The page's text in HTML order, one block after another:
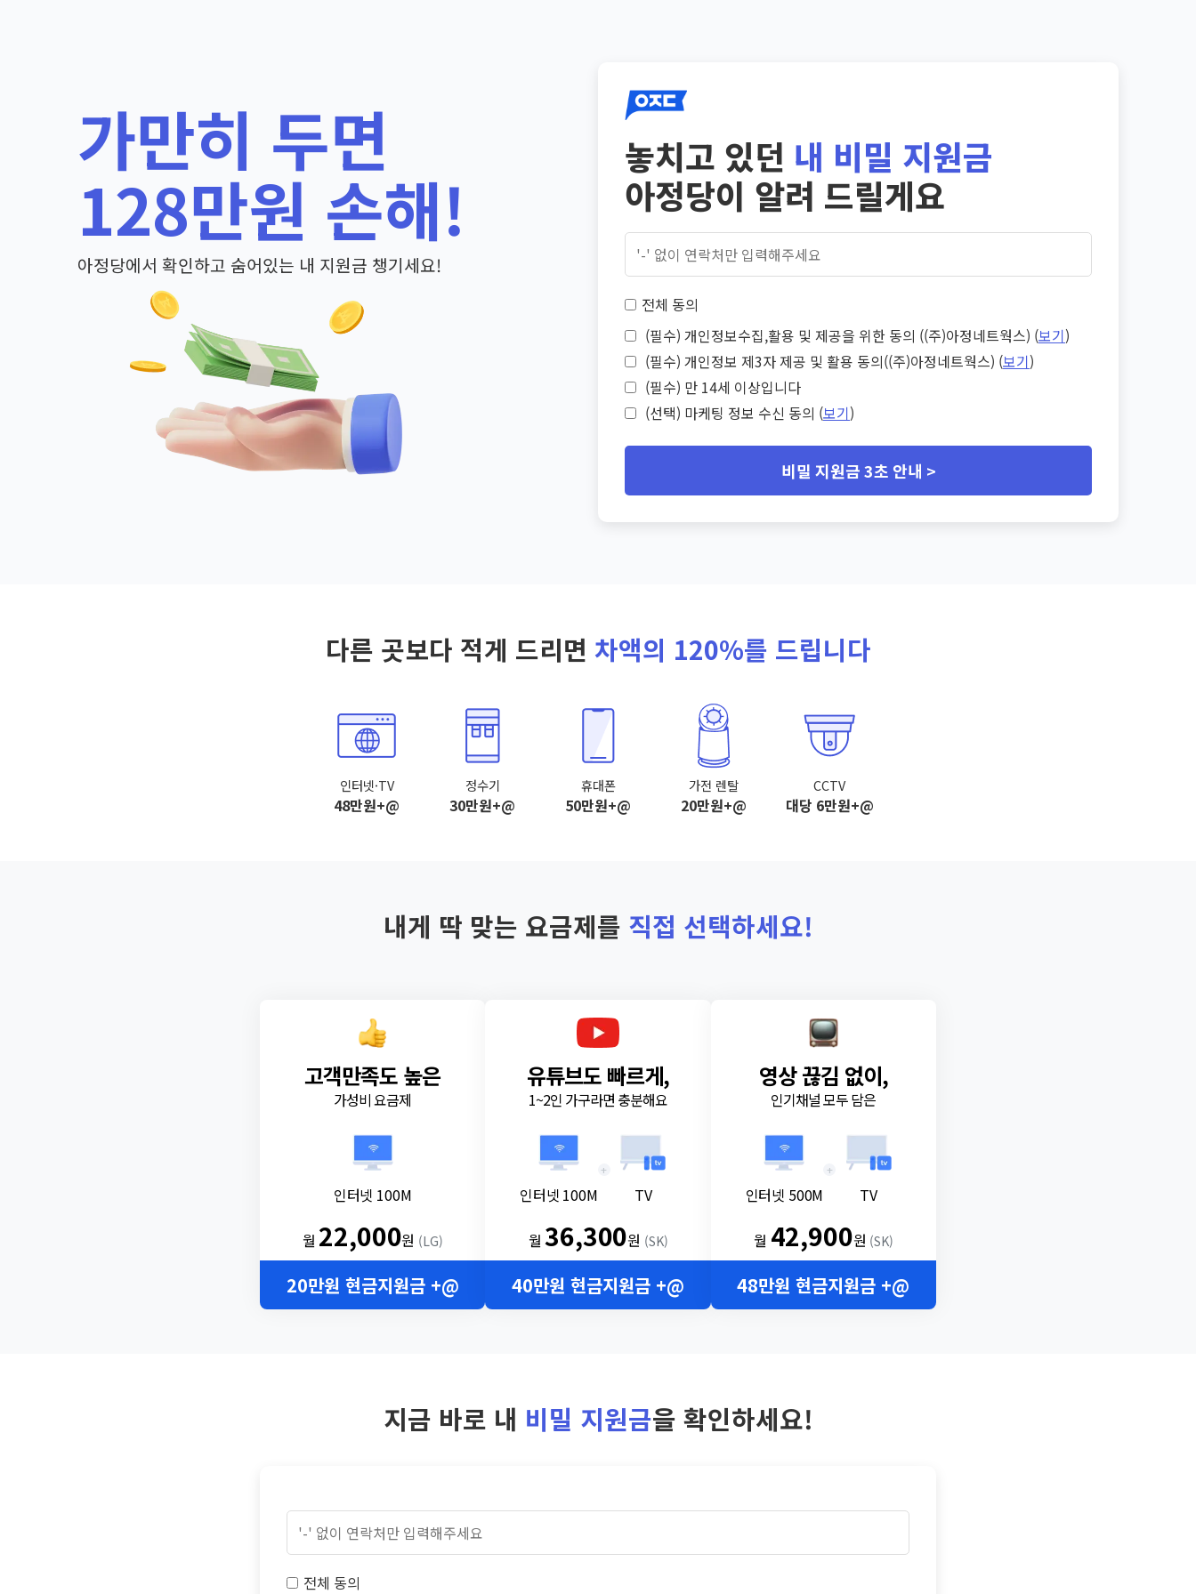
가만히 두면
128만원 손해!
아정당에서 확인하고 숨어있는 내 지원금 챙기세요!
놓치고 있던 내 비밀 지원금
아정당이 알려 드릴게요
전체 동의
(필수) 개인정보수집,활용 및 제공을 위한 동의 ((주)아정네트웍스) (보기)
(필수) 개인정보 제3자 제공 및 활용 동의((주)아정네트웍스) (보기)
(필수) 만 14세 이상입니다
(선택) 마케팅 정보 수신 동의 (보기)
비밀 지원금 3초 안내 >
다른 곳보다 적게 드리면 차액의 120%를 드립니다
인터넷·TV
48만원+@
정수기
30만원+@
휴대폰
50만원+@
가전 렌탈
20만원+@
CCTV
대당 6만원+@
내게 딱 맞는 요금제를 직접 선택하세요!
고객만족도 높은
가성비 요금제
인터넷 100M
월 22,000원 (LG)
20만원 현금지원금 +@
유튜브도 빠르게,
1~2인 가구라면 충분해요
인터넷 100M
+
TV
월36,300원 (SK)
40만원 현금지원금 +@
영상 끊김 없이,
인기채널 모두 담은
인터넷 500M
+
TV
월 42,900원 (SK)
48만원 현금지원금 +@
지금 바로 내 비밀 지원금을 확인하세요!
전체 동의